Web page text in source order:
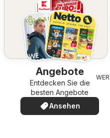
Angebote
Entdecken Sie die
besten Angebote
Ansehen